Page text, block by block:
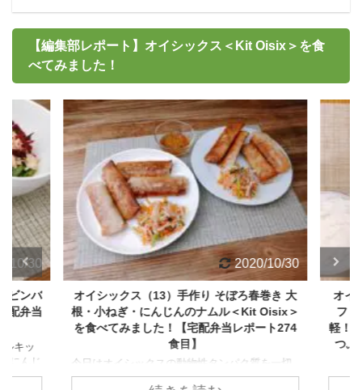
【編集部レポート】オイシックス＜Kit Oisix＞を食
べてみました！
10/30
ビンバ
配弁当
キッ
にんじ
食べ
2020/10/30
オイシックス（13）手作り そぼろ春巻き 大
根・小ねぎ・にんじんのナムル＜Kit Oisix＞
を食べてみました！【宅配弁当レポート274
食目】
今日はオイシックスの動物性タンパク質を一切
使わない「ビーガン食」のミールキットを食べ
オイ
ファ
軽！
つぶ
豚肉は